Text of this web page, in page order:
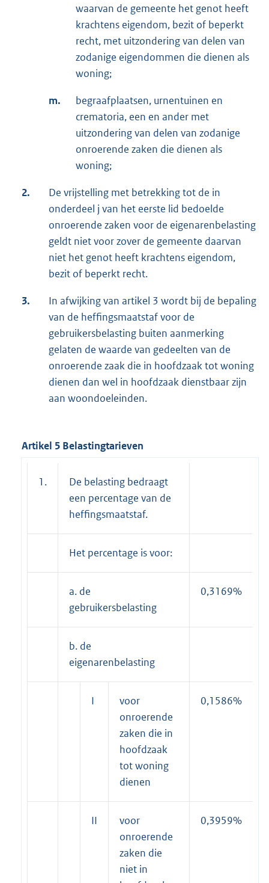
waarvan de gemeente het genot heeft
krachtens eigendom, bezit of beperkt
recht, met uitzondering van delen van
zodanige eigendommen die dienen als
woning;
m.
begraafplaatsen, urnentuinen en
crematoria, een en ander met
uitzondering van delen van zodanige
onroerende zaken die dienen als
woning;
2.
De vrijstelling met betrekking tot de in
onderdeel j van het eerste lid bedoelde
onroerende zaken voor de eigenarenbelasting
geldt niet voor zover de gemeente daarvan
niet het genot heeft krachtens eigendom,
bezit of beperkt recht.
3.
In afwijking van artikel 3 wordt bij de bepaling
van de heffingsmaatstaf voor de
gebruikersbelasting buiten aanmerking
gelaten de waarde van gedeelten van de
onroerende zaak die in hoofdzaak tot woning
dienen dan wel in hoofdzaak dienstbaar zijn
aan woondoeleinden.
Artikel 5 Belastingtarieven
1.
De belasting bedraagt
een percentage van de
heffingsmaatstaf.
Het percentage is voor:
a. de
gebruikersbelasting
0,3169%
b. de
eigenarenbelasting
I
voor
onroerende
zaken die in
hoofdzaak
tot woning
dienen
0,1586%
II
voor
onroerende
zaken die
niet in
0,3959%